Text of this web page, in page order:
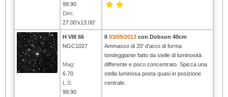
99.90
Dim:
27.00'x13.00'
H VIII 66
NGC1027
Mag:
6.70
L.S:
99.90
Il03/09/2013 con Dobson 40cm
Ammasso di 20' d'arco di forma
tondeggiante fatto da stelle di luminosità
differente e poco concentrato. Spicca una
stella luminosa posta quasi in posizione
centrale.